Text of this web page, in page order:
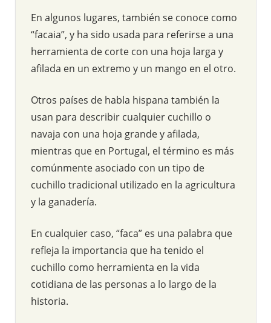
En algunos lugares, también se conoce como
“facaia”, y ha sido usada para referirse a una
herramienta de corte con una hoja larga y
afilada en un extremo y un mango en el otro.
Otros países de habla hispana también la
usan para describir cualquier cuchillo o
navaja con una hoja grande y afilada,
mientras que en Portugal, el término es más
comúnmente asociado con un tipo de
cuchillo tradicional utilizado en la agricultura
y la ganadería.
En cualquier caso, “faca” es una palabra que
refleja la importancia que ha tenido el
cuchillo como herramienta en la vida
cotidiana de las personas a lo largo de la
historia.